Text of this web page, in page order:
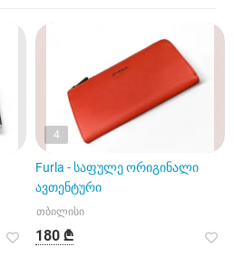
4
Furla - საფულე ორიგინალი
ავთენტური
თბილისი
180 ₾